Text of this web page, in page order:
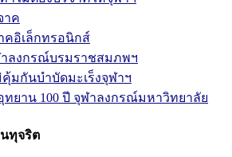
าค
คอิเล็กทรอนิกส์
ลงกรณ์บรมราชสมภพฯ
มกันบำบัดมะเร็งจุฬาฯ
ทยาน 100 ปี จุฬาลงกรณ์มหาวิทยาลัย
นทุจริต